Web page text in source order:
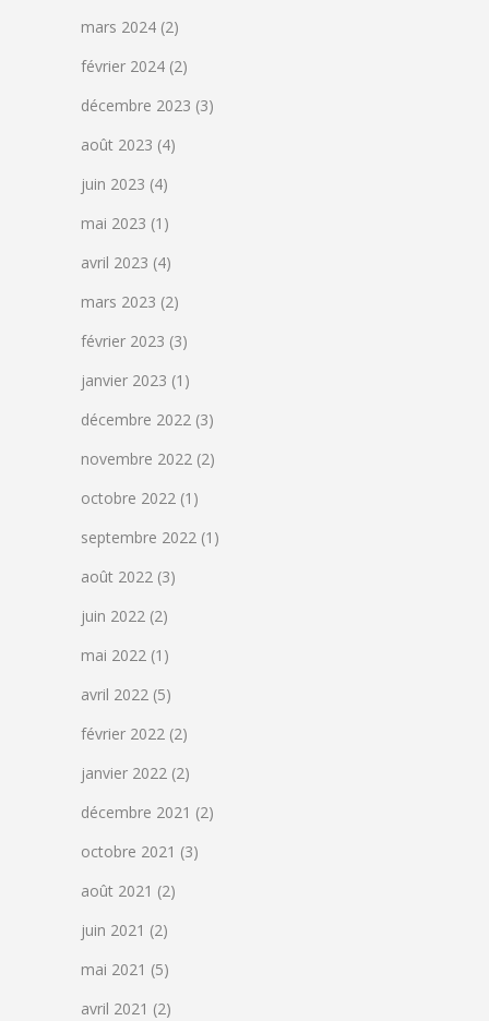
mars 2024 (2)
février 2024 (2)
décembre 2023 (3)
août 2023 (4)
juin 2023 (4)
mai 2023 (1)
avril 2023 (4)
mars 2023 (2)
février 2023 (3)
janvier 2023 (1)
décembre 2022 (3)
novembre 2022 (2)
octobre 2022 (1)
septembre 2022 (1)
août 2022 (3)
juin 2022 (2)
mai 2022 (1)
avril 2022 (5)
février 2022 (2)
janvier 2022 (2)
décembre 2021 (2)
octobre 2021 (3)
août 2021 (2)
juin 2021 (2)
mai 2021 (5)
avril 2021 (2)